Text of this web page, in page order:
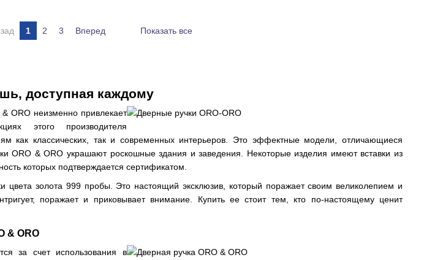
доступная каждому
ORO неизменно привлекает
этого производителя
как классических, так и современных интерьеров. Это эффектные модели, отличающиеся
ORO & ORO украшают роскошные здания и заведения. Некоторые изделия имеют вставки из
которых подтверждается сертификатом.
цвета золота 999 пробы. Это настоящий эксклюзив, который поражает своим великолепием и
поражает и приковывает внимание. Купить ее стоит тем, кто по-настоящему ценит
& ORO
за счет использования в
1 2 3 Вперед Показать все